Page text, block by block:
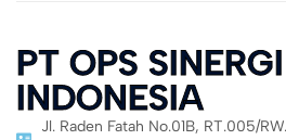
PT OPS SINERGI
INDONESIA
Jl. Raden Fatah No.01B, RT.005/